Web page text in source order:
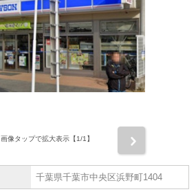
画像タップで拡大表示【1/1】
千葉県千葉市中央区浜野町1404